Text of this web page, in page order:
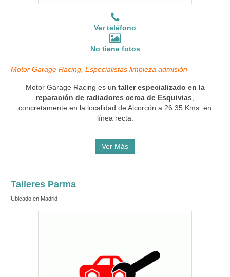
Ver teléfono
No tiene fotos
Motor Garage Racing, Especialistas limpieza admisión
Motor Garage Racing es un taller especializado en la
reparación de radiadores cerca de Esquivias
concretamente en la localidad de Alcorcón a 26.35 Kms. en
línea recta.
Ver Más
Talleres Parma
Ubicado en Madrid